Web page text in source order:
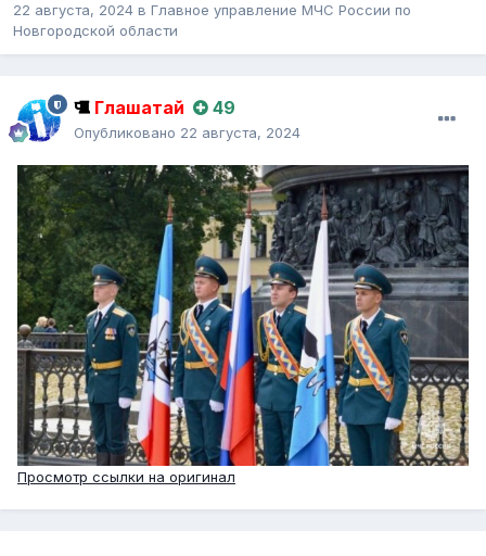
22 августа, 2024 в Главное управление МЧС России по
Новгородской области
Глашатай 49
Опубликовано 22 августа, 2024
Просмотр ссылки на оригинал